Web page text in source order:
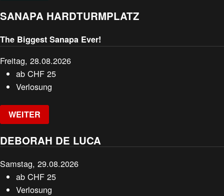
SANAPA HARDTURMPLATZ
The Biggest Sanapa Ever!
Freitag, 28.08.2026
abCHF 25
Verlosung
WEITER
DEBORAH DE LUCA
Samstag, 29.08.2026
abCHF 25
Verlosung